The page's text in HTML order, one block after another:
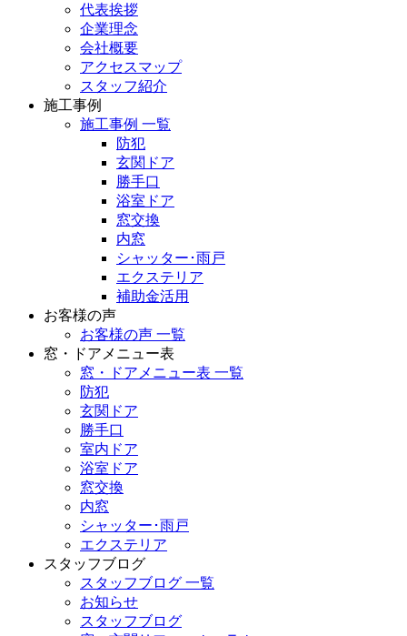
代表挨拶
企業理念
会社概要
アクセスマップ
スタッフ紹介
施工事例
施工事例 一覧
防犯
玄関ドア
勝手口
浴室ドア
窓交換
内窓
シャッター･雨戸
エクステリア
補助金活用
お客様の声
お客様の声 一覧
窓・ドアメニュー表
窓・ドアメニュー表 一覧
防犯
玄関ドア
勝手口
室内ドア
浴室ドア
窓交換
内窓
シャッター･雨戸
エクステリア
スタッフブログ
スタッフブログ 一覧
お知らせ
スタッフブログ